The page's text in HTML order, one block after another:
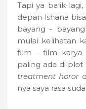
Tapi ya balik
depan Ishana
bayang -
mulai kelihatan
film - film karya
paling ada di plot
treatment horor
nya saya rasa